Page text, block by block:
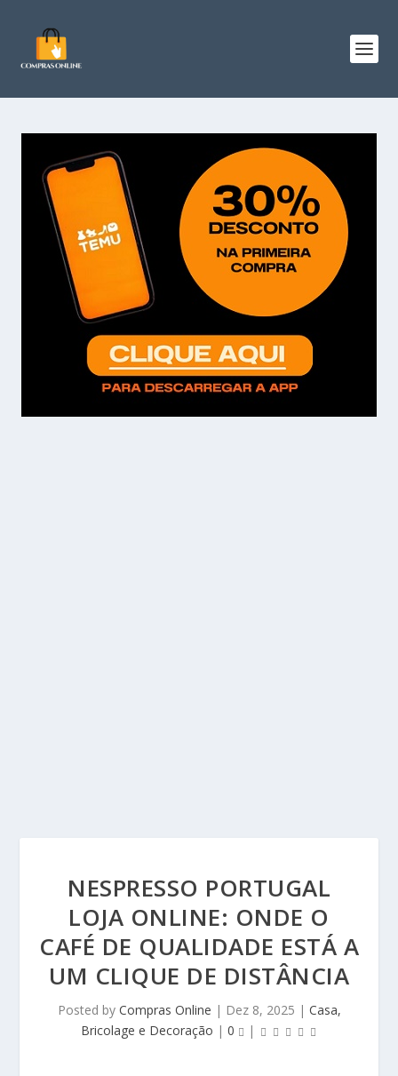
NESPRESSO PORTUGAL
LOJA ONLINE: ONDE O
CAFÉ DE QUALIDADE ESTÁ A
UM CLIQUE DE DISTÂNCIA
Posted by Compras Online | Dez 8, 2025 | Casa,
Bricolage e Decoração | 0 |